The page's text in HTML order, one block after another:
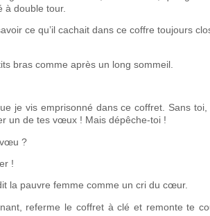
à double tour.
ce qu’il cachait dans ce coffre toujours
bras comme après un long sommeil.
je vis emprisonné dans ce coffret. Sans toi,
un de tes vœux ! Mais dépêche-toi !
vœu ?
!
la pauvre femme comme un cri du cœur.
referme le coffret à clé et remonte te